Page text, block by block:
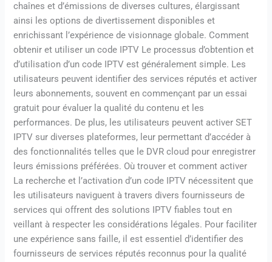
chaînes et d’émissions de diverses cultures, élargissant
ainsi les options de divertissement disponibles et
enrichissant l’expérience de visionnage globale. Comment
obtenir et utiliser un code IPTV Le processus d’obtention et
d’utilisation d’un code IPTV est généralement simple. Les
utilisateurs peuvent identifier des services réputés et activer
leurs abonnements, souvent en commençant par un essai
gratuit pour évaluer la qualité du contenu et les
performances. De plus, les utilisateurs peuvent activer SET
IPTV sur diverses plateformes, leur permettant d’accéder à
des fonctionnalités telles que le DVR cloud pour enregistrer
leurs émissions préférées. Où trouver et comment activer
La recherche et l’activation d’un code IPTV nécessitent que
les utilisateurs naviguent à travers divers fournisseurs de
services qui offrent des solutions IPTV fiables tout en
veillant à respecter les considérations légales. Pour faciliter
une expérience sans faille, il est essentiel d’identifier des
fournisseurs de services réputés reconnus pour la qualité